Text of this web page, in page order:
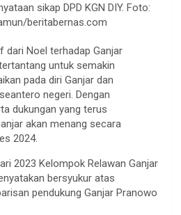
sikap DPD KGN DIY. Foto:
beritabernas.com
dari Noel terhadap Ganjar
untuk semakin
pada diri Ganjar dan
negeri. Dengan
dukungan yang terus
akan menang secara
2024.
2023 Kelompok Relawan Ganjar
bersyukur atas
pendukung Ganjar Pranowo